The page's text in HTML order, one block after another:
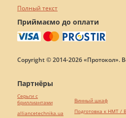
Полный текст
Приймаємо до оплати
Copyright © 2014-2026 «Протокол».
Партнёры
Серьги с
бриллиантами
alliancetechnika.ua
Винный шкаф
Подготовка к НМТ /